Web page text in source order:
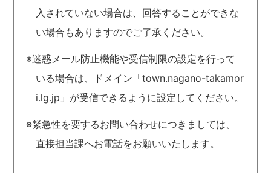
入されていない場合は、回答することができな
い場合もありますのでご了承ください。
※迷惑メール防止機能や受信制限の設定を行って
いる場合は、ドメイン「town.nagano-takamor
i.lg.jp」が受信できるように設定してください。
※緊急性を要するお問い合わせにつきましては、
直接担当課へお電話をお願いいたします。